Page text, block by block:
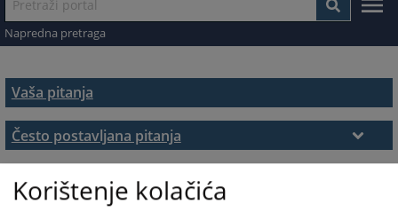
Napredna pretraga
Vaša pitanja
Često postavljana pitanja
Često postavljana pitanja
Korištenje kolačića